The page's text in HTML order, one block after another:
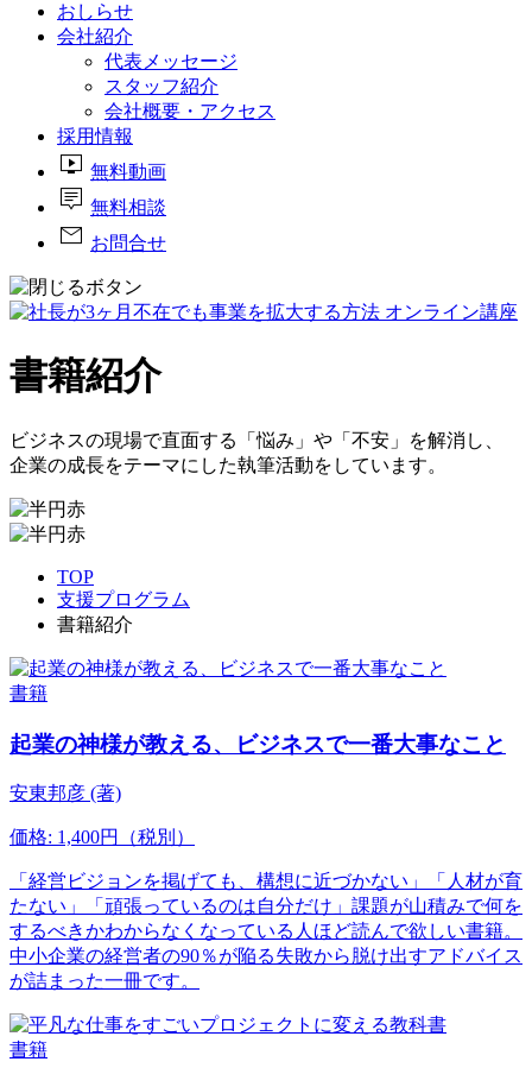
おしらせ
会社紹介
代表メッセージ
スタッフ紹介
会社概要・アクセス
採用情報
live_tv 無料動画
tooltip_2 無料相談
mail お問合せ
書籍紹介
ビジネスの現場で直面する「悩み」や「不安」を解消し、
企業の成長をテーマにした執筆活動をしています。
TOP
支援プログラム
書籍紹介
書籍
起業の神様が教える、ビジネスで一番大事なこと
安東邦彦 (著)
価格: 1,400円（税別）
「経営ビジョンを掲げても、構想に近づかない」「人材が育
たない」「頑張っているのは自分だけ」課題が山積みで何を
するべきかわからなくなっている人ほど読んで欲しい書籍。
中小企業の経営者の90％が陥る失敗から脱け出すアドバイス
が詰まった一冊です。
書籍